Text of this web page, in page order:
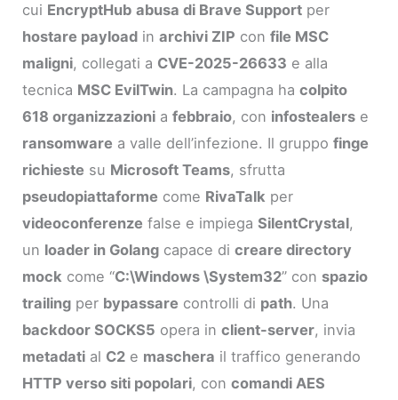
cui EncryptHub abusa di Brave Support per
hostare payload inarchivi ZIP confile MSC
maligni, collegati a CVE-2025-26633 e alla
tecnica MSC EvilTwin. La campagna hacolpito
618 organizzazioni afebbraio, con infostealers e
ransomware a valle dell’infezione. Il gruppofinge
richieste su Microsoft Teams, sfrutta
pseudopiattaforme come RivaTalk per
videoconferenze false e impiegaSilentCrystal,
un loader in Golang capace dicreare directory
mock come “C:\Windows \System32” con spazio
trailing per bypassare controlli di path. Una
backdoor SOCKS5 opera inclient-server, invia
metadati al C2 e maschera il traffico generando
HTTP verso siti popolari, concomandi AES